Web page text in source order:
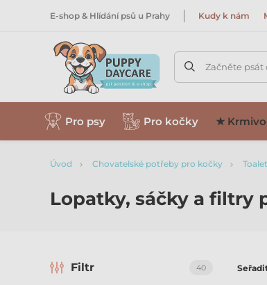
E-shop & Hlídání psů u Prahy Kudy k nám
Začněte psát
Pro psy Pro kočky ★
Úvod Chovatelské potřeby pro kočky
Lopatky, sáčky a filtry
Filtr 40